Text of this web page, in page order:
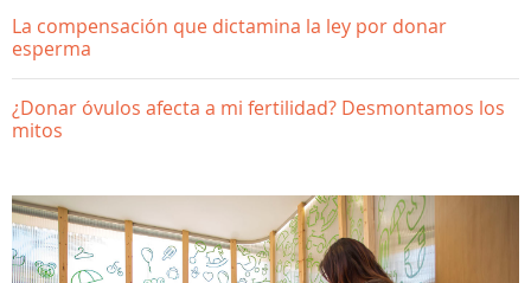
La compensación que dictamina la ley por donar
esperma
¿Donar óvulos afecta a mi fertilidad? Desmontamos los
mitos